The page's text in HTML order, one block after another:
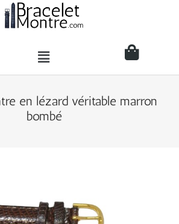
en lézard véritable marron
bombé